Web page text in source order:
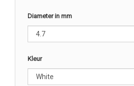
Diameter in mm
Kleur